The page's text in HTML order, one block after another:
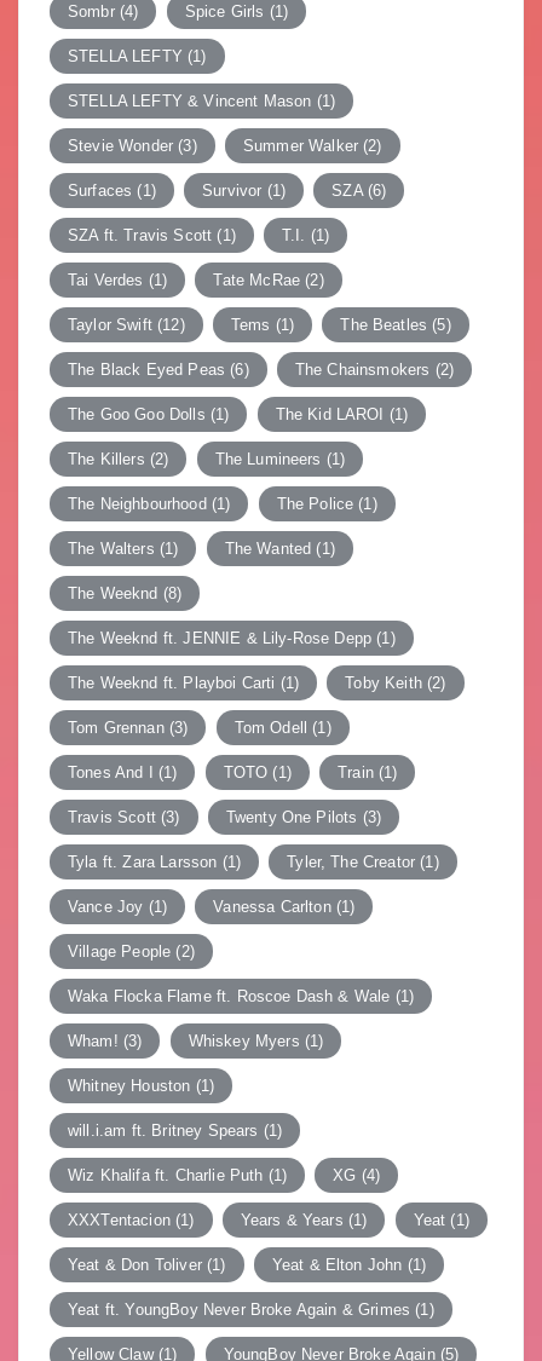
Sombr(4) Spice Girls (1)
STELLA LEFTY (1)
STELLA LEFTY & Vincent Mason (1)
Stevie Wonder (3) Summer Walker (2)
Surfaces (1) Survivor (1) SZA(6)
SZA ft. Travis Scott (1) T.I. (1)
Tai Verdes (1) Tate McRae (2)
Taylor Swift(12) Tems (1) The Beatles (5)
The Black Eyed Peas (6) The Chainsmokers (2)
The Goo Goo Dolls (1) The Kid LAROI (1)
The Killers (2) The Lumineers (1)
The Neighbourhood (1) The Police (1)
The Walters (1) The Wanted (1)
The Weeknd (8)
The Weeknd ft. JENNIE & Lily-Rose Depp (1)
The Weeknd ft. Playboi Carti (1) Toby Keith(2)
Tom Grennan(3) Tom Odell (1)
Tones And I (1) TOTO (1) Train(1)
Travis Scott(3) Twenty One Pilots (3)
Tyla ft. Zara Larsson (1) Tyler, The Creator (1)
Vance Joy (1) Vanessa Carlton(1)
Village People (2)
Waka Flocka Flame ft. Roscoe Dash & Wale (1)
Wham! (3) Whiskey Myers (1)
Whitney Houston (1)
will.i.am ft. Britney Spears (1)
Wiz Khalifa ft. Charlie Puth (1) XG (4)
XXXTentacion(1) Years & Years (1) Yeat (1)
Yeat & Don Toliver(1) Yeat & Elton John (1)
Yeat ft. YoungBoy Never Broke Again & Grimes (1)
Yellow Claw(1) YoungBoy Never Broke Again(5)